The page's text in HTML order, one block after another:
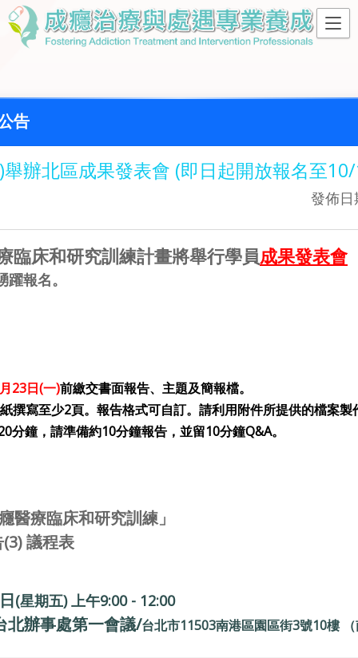
告
辦北區成果發表會 (即日起開放報名至
發佈
臨床和研究訓練計畫將舉行學員成果發表會
報名。
23日(一)前繳交書面報告、主題及簡報檔。
撰寫至少2頁。報告格式可自訂。請利用附件所提供的檔案製
分鐘，請準備約10分鐘報告，並留10分鐘Q&A。
醫療臨床和研究訓練」
議程表
(星期五) 上午9:00 - 12:00
北辦事處第一會議/台北市11503南港區園區街3號10樓